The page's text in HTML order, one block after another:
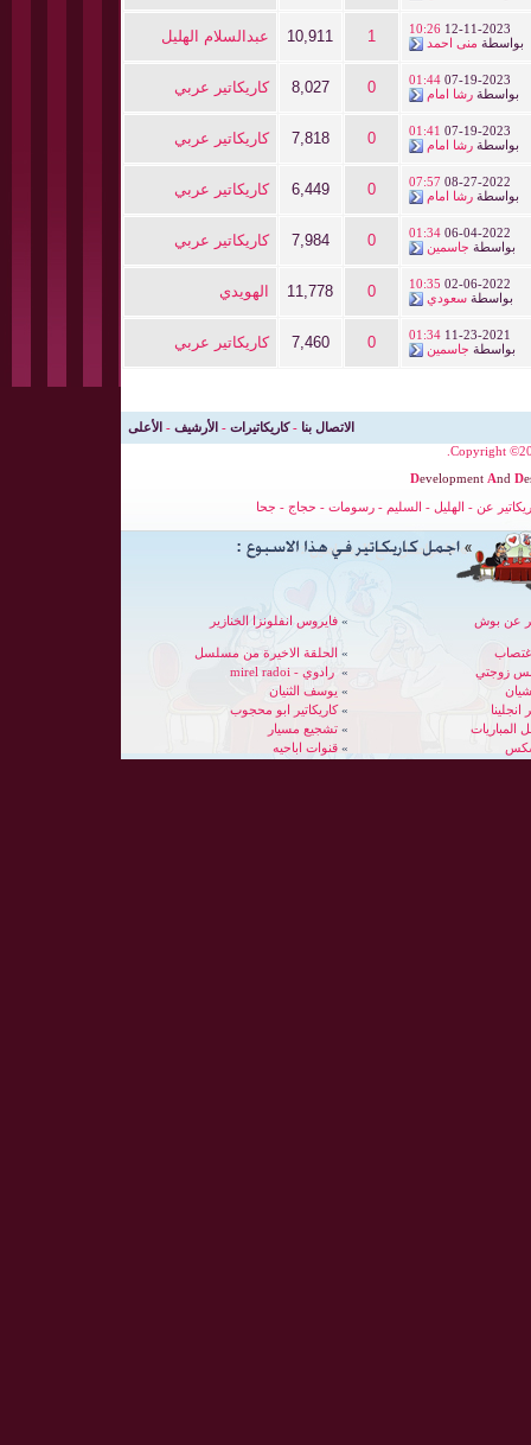
12-11-2023
10:26
بواسطة منى احمد 1
10,911 عبدالسلام الهليل
07-19-2023
01:44
بواسطةرشا امام 0
8,027 كاريكاتير عربي
07-19-2023
01:41
بواسطةرشا امام 0
7,818 كاريكاتير عربي
08-27-2022
07:57
بواسطةرشا امام 0
6,449 كاريكاتير عربي
06-04-2022
01:34
بواسطة جاسمين 0
7,984 كاريكاتير عربي
02-06-2022
10:35
بواسطةسعودي 0
11,778 الهويدي
11-23-2021
01:34
بواسطة جاسمين 0
7,460 كاريكاتير عربي
الاتصال بنا -كاريكاتيرات - الأرشيف - الأعلى
Copyright
Development And D
عن - الهليل - السليم -رسومات - حجاج - جحا
» فايروس انفلونزا الخنازير عن بوش
» الحلقة الاخيرة من مسلسل
» رادوي - mirel radoi
زوجتي
» يوسف الثنيان
» كاريكاتير ابو محجوب
انجلينا
» تشجيع مسيار
» قنوات اباحيه سكس